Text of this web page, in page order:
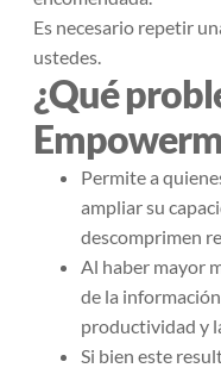
Es necesario repetir
ustedes.
¿Qué
Permite a
ampliar su
descomprimen
Al haber mayor
de la
productividad y
Si bien este